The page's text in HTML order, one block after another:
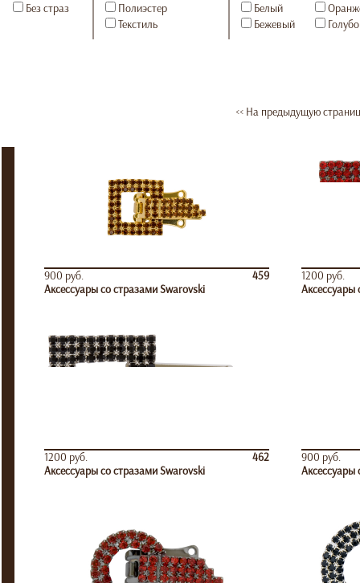
Без страз
Полиэстер
Текстиль
Белый
Бежевый
<< На предыдущую
900 руб.
459
Аксессуары со стразами Swarovski
1200 руб.
Аксессуары
1200 руб.
462
Аксессуары со стразами Swarovski
900 руб.
Аксессуары